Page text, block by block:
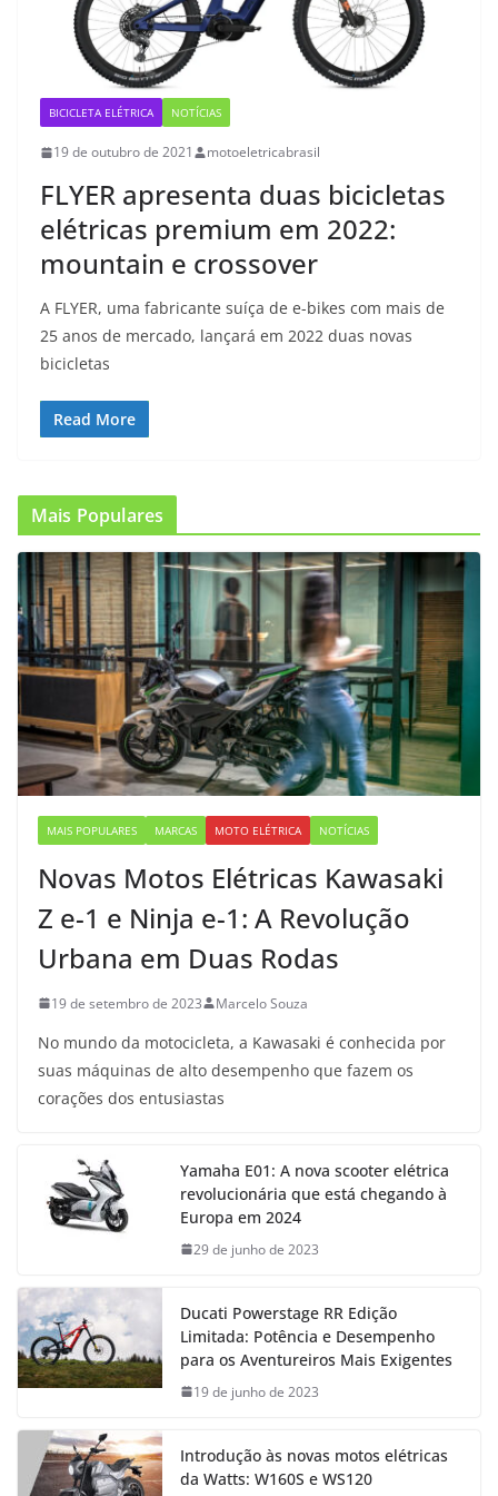
BICICLETA ELÉTRICA NOTÍCIAS
19 de outubro de 2021 motoeletricabrasil
FLYER apresenta duas bicicletas
elétricas premium em 2022:
mountain e crossover
A FLYER, uma fabricante suíça de e-bikes com mais de
25 anos de mercado, lançará em 2022 duas novas
bicicletas
Read More
Mais Populares
MAIS POPULARES MARCAS MOTO ELÉTRICA NOTÍCIAS
Novas Motos Elétricas Kawasaki
Z e-1 e Ninja e-1: A Revolução
Urbana em Duas Rodas
19 de setembro de 2023 Marcelo Souza
No mundo da motocicleta, a Kawasaki é conhecida por
suas máquinas de alto desempenho que fazem os
corações dos entusiastas
Yamaha E01: A nova scooter elétrica
revolucionária que está chegando à
Europa em 2024
29 de junho de 2023
Ducati Powerstage RR Edição
Limitada: Potência e Desempenho
para os Aventureiros Mais Exigentes
19 de junho de 2023
Introdução às novas motos elétricas
da Watts: W160S e WS120